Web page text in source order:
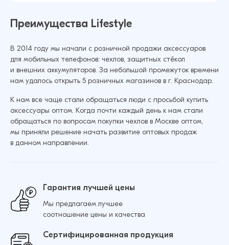
14 ₽
Добавить в корзину
Защитное стекло для Xiaomi Redmi 8A /
Redmi 8 Базовое (Черный)
12 ₽15 ₽
Добавить в корзину
Защитное стекло для Xiaomi Mi 9 / Mi 9 Lite /
CC9 / 9 Pro / Mi A3 Lite Базовое (Черный)
Добавить в корзину
Преимущества Lifestyle
В 2014 году мы начали с розничной продажи аксессуаров
для мобильных телефонов: чехлов, защитных стёкол
и внешних аккумуляторов. За небольшой промежуток времени
нам удалось открыть 5 розничных магазинов в г. Краснодар.
К нам все чаще стали обращаться люди с просьбой купить
аксессуары оптом. Когда почти каждый день к нам стали
обращаться по вопросам покупки чехлов в Москве оптом,
мы приняли решение начать развитие оптовых продаж
в данном направлении.
Гарантия лучшей цены
Мы предлагаем лучшее
соотношение цены и качества
Сертифицированная продукция